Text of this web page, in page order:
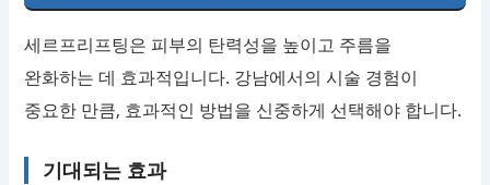
세르프리프팅은 피부의 탄력성을 높이고 주름을
완화하는 데 효과적입니다. 강남에서의 시술 경험이
중요한 만큼, 효과적인 방법을 신중하게 선택해야 합니다.
기대되는 효과